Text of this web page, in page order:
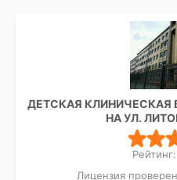
ДЕТСКАЯ КЛИНИЧЕСКАЯ
НА УЛ.
Лицензия